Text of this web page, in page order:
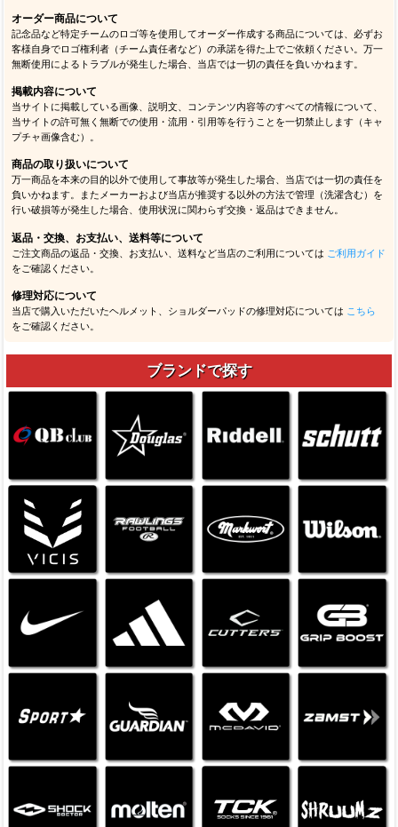
オーダー商品について
記念品など特定チームのロゴ等を使用してオーダー作成する商品については、必ずお
客様自身でロゴ権利者（チーム責任者など）の承諾を得た上でご依頼ください。万一
無断使用によるトラブルが発生した場合、当店では一切の責任を負いかねます。
掲載内容について
当サイトに掲載している画像、説明文、コンテンツ内容等のすべての情報について、
当サイトの許可無く無断での使用・流用・引用等を行うことを一切禁止します（キャ
プチャ画像含む）。
商品の取り扱いについて
万一商品を本来の目的以外で使用して事故等が発生した場合、当店では一切の責任を
負いかねます。またメーカーおよび当店が推奨する以外の方法で管理（洗濯含む）を
行い破損等が発生した場合、使用状況に関わらず交換・返品はできません。
返品・交換、お支払い、送料等について
ご注文商品の返品・交換、お支払い、送料など当店のご利用については ご利用ガイド
をご確認ください。
修理対応について
当店で購入いただいたヘルメット、ショルダーパッドの修理対応については こちら
をご確認ください。
ブランドで探す